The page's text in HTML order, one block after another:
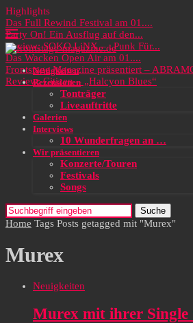
Highlights
Das Full Rewind Festival am 01....
Party On! Ein Ausflug auf den...
Review: SOKO LiNX – „Punk Für...
Das Wacken Open Air am 01....
Frontstage Magazine präsentiert –
Review: Citizen – „Halcyon Blues“
Neuigkeiten
Rezensionen
Tonträger
Liveauftritte
Galerien
Interviews
10 Wunderfragen an …
Wir präsentieren
Konzerte/Touren
Festivals
Songs
Suche
Home Tags Posts getagged mit "Murex"
Murex
Neuigkeiten
Murex mit ihrer Single